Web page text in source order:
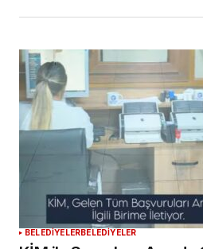
BELEDİYELERBELEDİYELER